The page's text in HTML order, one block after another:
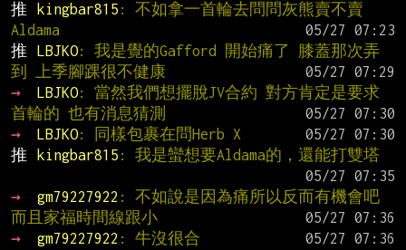
推
kingbar815 : 不如拿一首輪去問問灰熊賣不賣
Aldama
推
LBJKO: 我是覺的Gafford 開始痛了 膝蓋那次弄
到 上季腳踝很不健康
→
LBJKO: 當然我們想擺脫JV合約 對方肯定是要求
首輪的 也有消息猜測
→
LBJKO: 同樣包裹在問Herb X
推
kingbar815 : 我是蠻想要Aldama的，還能打雙塔
→
gm79227922 : 不如說是因為痛所以反而有機會吧
而且家福時間線跟小
→
gm79227922 : 牛沒很合